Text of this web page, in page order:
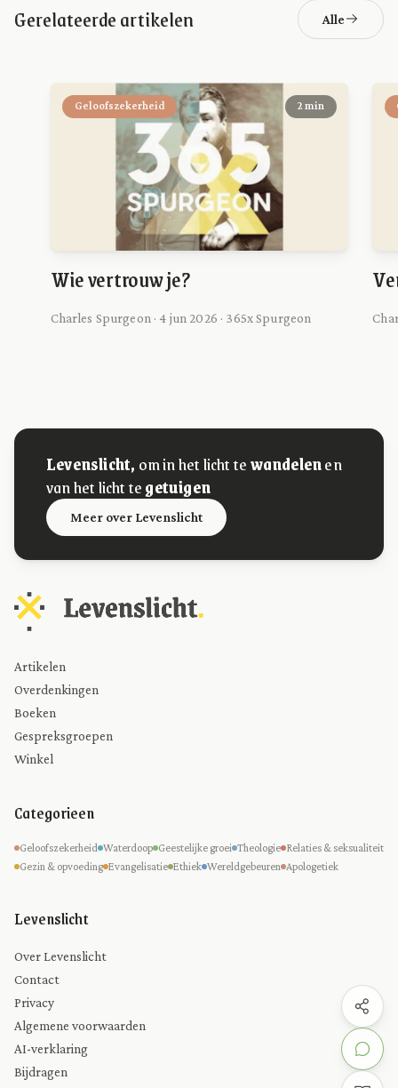
Gerelateerde artikelen Alle
Geloofszekerheid 2 min
Wie vertrouw je?
Charles Spurgeon · 4 jun 2026 · 365x Spurgeon
Levenslicht, om in het licht tewandelenen
van het licht tegetuigen
Meer over Levenslicht
Artikelen
Overdenkingen
Boeken
Gespreksgroepen
Winkel
Categorieen
Geloofszekerheid Waterdoop Geestelijke groei Theologie Relaties & seksualiteit
Gezin & opvoeding Evangelisatie Ethiek Wereldgebeuren Apologetiek
Levenslicht
Over Levenslicht
Contact
Privacy
Algemene voorwaarden
AI-verklaring
Bijdragen